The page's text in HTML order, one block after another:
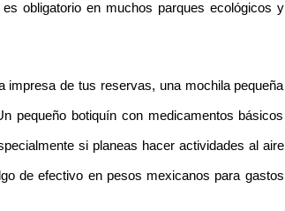
obligatorio en muchos parques ecológicos y
impresa de tus reservas, una mochila pequeña
pequeño botiquín con medicamentos básicos
si planeas hacer actividades al aire
de efectivo en pesos mexicanos para gastos